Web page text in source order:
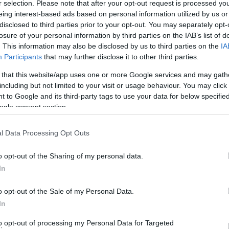
selection. Please note that after your opt-out request is processed
interest-based ads based on personal information utilized by us
to third parties prior to your opt-out. You may separately
of your personal information by third parties on the IAB’s list of
This information may also be disclosed by us to third parties on the
Participants that may further disclose it to other third parties.
that this website/app uses one or more Google services and may
but not limited to your visit or usage behaviour. You may
to Google and its third-party tags to use your data for below
consent section.
Data Processing Opt Outs
opt-out of the Sharing of my personal data.
opt-out of the Sale of my Personal Data.
opt-out of processing my Personal Data for Targeted
από την Ευρωπαϊκή Ένωση μονοπάτια της
, καθώς και άλλα παλαιότερα μονοπάτια που
πεντακάθαρες παραλίες της στο μπλε του Αιγαίου